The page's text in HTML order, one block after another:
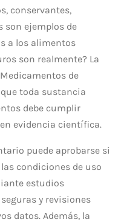
conservantes,
son ejemplos de
a los alimentos
son realmente? La
de
toda sustancia
debe cumplir
evidencia científica.
puede aprobarse si
condiciones de uso
estudios
y revisiones
datos. Además, la